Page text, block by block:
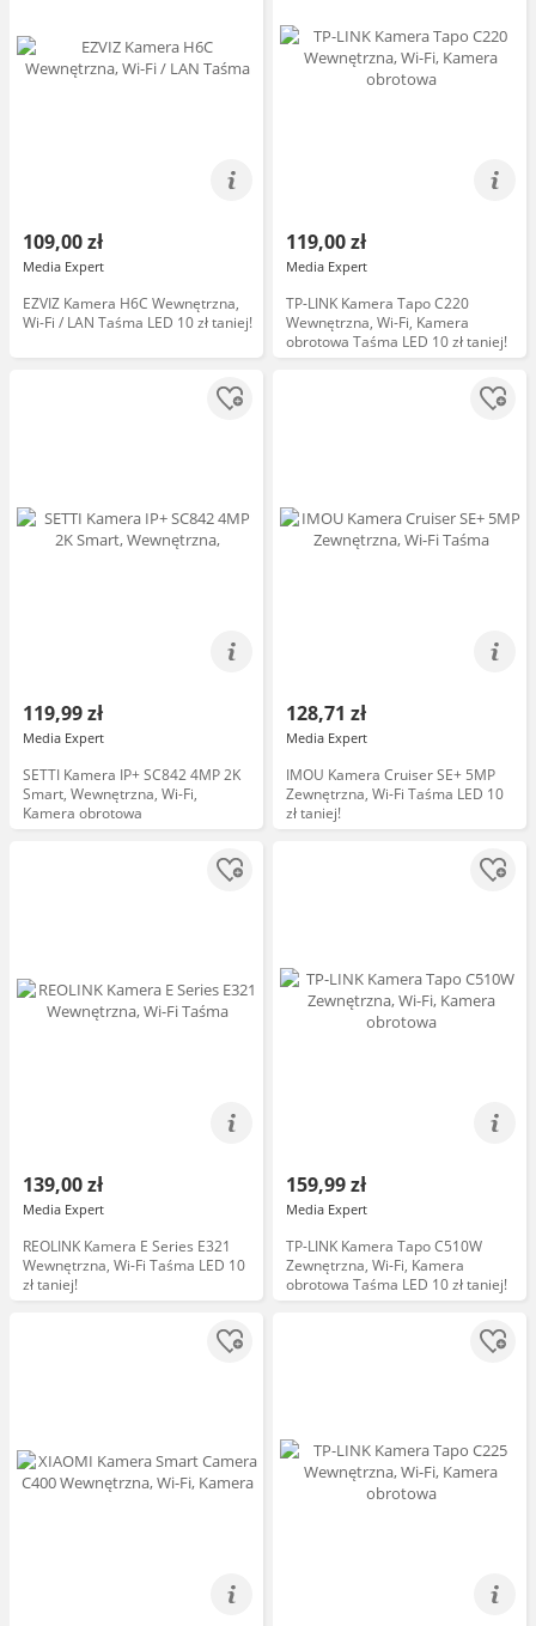
109,00 zł
Media Expert
EZVIZ Kamera H6C Wewnętrzna,
Wi-Fi / LAN Taśma LED 10 zł taniej!
119,00 zł
Media Expert
TP-LINK Kamera Tapo C220
Wewnętrzna, Wi-Fi, Kamera
obrotowa Taśma LED 10 zł taniej!
119,99 zł
Media Expert
SETTI Kamera IP+ SC842 4MP 2K
Smart, Wewnętrzna, Wi-Fi,
Kamera obrotowa
128,71 zł
Media Expert
IMOU Kamera Cruiser SE+ 5MP
Zewnętrzna, Wi-Fi Taśma LED 10
zł taniej!
139,00 zł
Media Expert
REOLINK Kamera E Series E321
Wewnętrzna, Wi-Fi Taśma LED 10
zł taniej!
159,99 zł
Media Expert
TP-LINK Kamera Tapo C510W
Zewnętrzna, Wi-Fi, Kamera
obrotowa Taśma LED 10 zł taniej!